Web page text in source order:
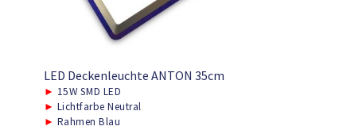
LED Deckenleuchte ANTON 35cm
► 15W SMD LED
► Lichtfarbe Neutral
► Rahmen Blau